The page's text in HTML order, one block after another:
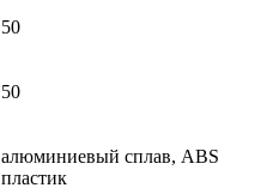
50
50
алюминиевый сплав, ABS
пластик